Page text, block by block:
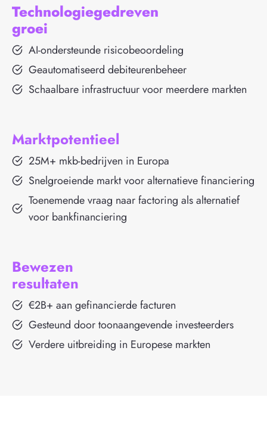
Technologiegedreven
groei
AI-ondersteunde risicobeoordeling
Geautomatiseerd debiteurenbeheer
Schaalbare infrastructuur voor meerdere markten
Marktpotentieel
25M+ mkb-bedrijven in Europa
Snelgroeiende markt voor alternatieve financiering
Toenemende vraag naar factoring als alternatief
voor bankfinanciering
Bewezen
resultaten
€2B+ aan gefinancierde facturen
Gesteund door toonaangevende investeerders
Verdere uitbreiding in Europese markten